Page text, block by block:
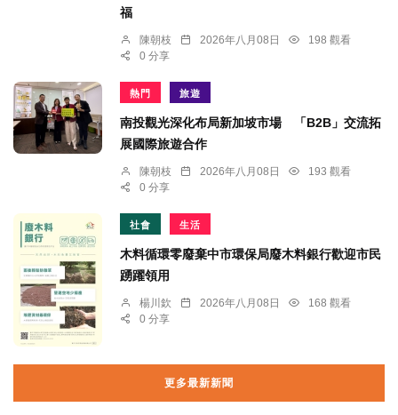
福
陳朝枝 2026年八月08日
198 觀看
0 分享
熱門 旅遊
南投觀光深化布局新加坡市場 「B2B」交流拓
展國際旅遊合作
陳朝枝 2026年八月08日
193 觀看
0 分享
社會 生活
木料循環零廢棄中市環保局廢木料銀行歡迎市民
踴躍領用
楊川欽 2026年八月08日
168 觀看
0 分享
更多最新新聞